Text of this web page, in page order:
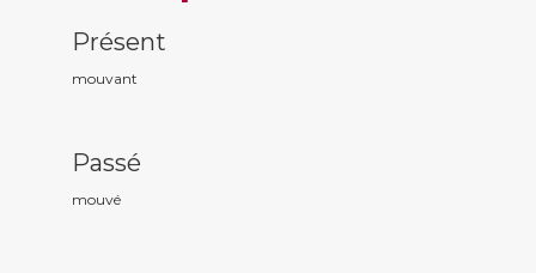
Présent
mouvant
Passé
mouvé